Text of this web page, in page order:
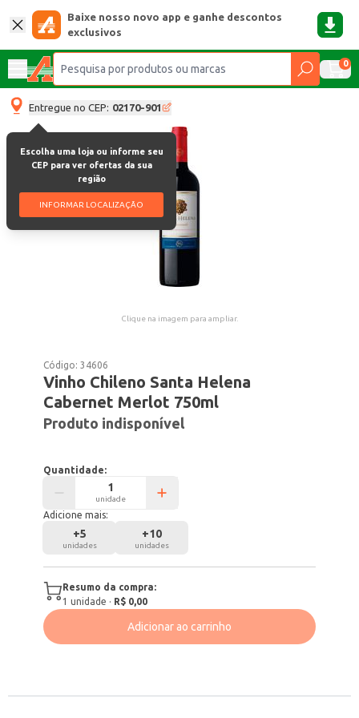
Baixe nosso novo app e ganhe descontos
exclusivos
0
Entregue no CEP: 02170-901
Escolha uma loja ou informe seu
CEP para ver ofertas da sua
região
INFORMAR LOCALIZAÇÃO
Clique na imagem para ampliar.
Código:34606
Vinho Chileno Santa Helena
Cabernet Merlot 750ml
Produto indisponível
Quantidade:
unidade
Adicione mais:
+5
unidades
+10
unidades
Resumo da compra:
1 unidade · R$ 0,00
Adicionar ao carrinho